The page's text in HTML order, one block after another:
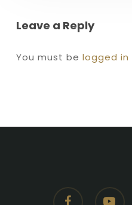
Leave a Reply
You must be logged in
facebookyoutube